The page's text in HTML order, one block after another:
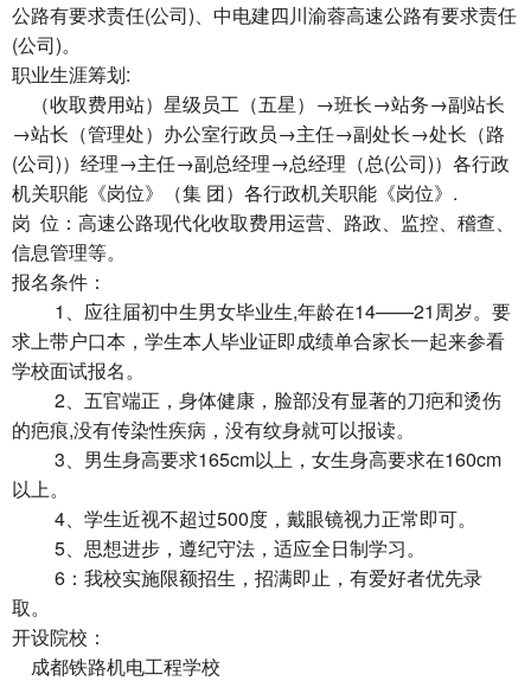
公路有要求责任(公司)、中电建四川渝蓉高速公路有要求责任
(公司)。
职业生涯筹划:
（收取费用站）星级员工（五星）→班长→站务→副站长
→站长（管理处）办公室行政员→主任→副处长→处长（路
(公司)）经理→主任→副总经理→总经理（总(公司)）各行政
机关职能《岗位》（集 团）各行政机关职能《岗位》.
岗 位：高速公路现代化收取费用运营、路政、监控、稽查、
信息管理等。
报名条件：
1、应往届初中生男女毕业生,年龄在14——21周岁。要
求上带户口本，学生本人毕业证即成绩单合家长一起来参看
学校面试报名。
2、五官端正，身体健康，脸部没有显著的刀疤和烫伤
的疤痕,没有传染性疾病，没有纹身就可以报读。
3、男生身高要求165cm以上，女生身高要求在160cm
以上。
4、学生近视不超过500度，戴眼镜视力正常即可。
5、思想进步，遵纪守法，适应全日制学习。
6：我校实施限额招生，招满即止，有爱好者优先录
取。
开设院校：
成都铁路机电工程学校